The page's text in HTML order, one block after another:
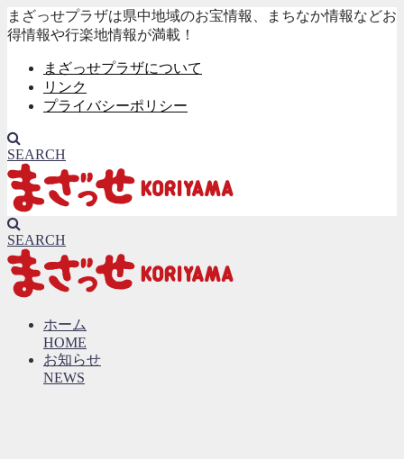
まざっせプラザは県中地域のお宝情報、まちなか情報などお
得情報や行楽地情報が満載！
まざっせプラザについて
リンク
プライバシーポリシー
SEARCH
SEARCH
ホーム
HOME
お知らせ
NEWS